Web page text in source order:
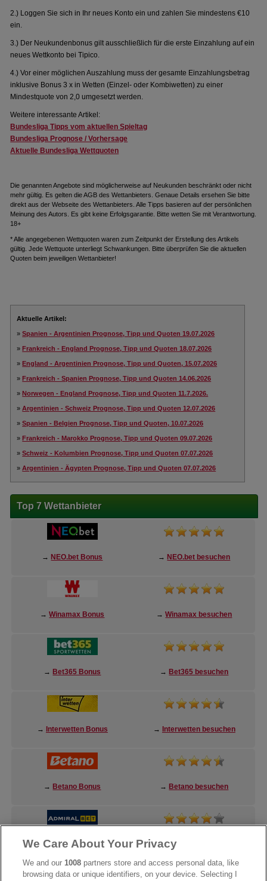
2.) Loggen Sie sich in Ihr neues Konto ein und zahlen Sie mindestens €10
ein.
3.) Der Neukundenbonus gilt ausschließlich für die erste Einzahlung auf ein
neues Wettkonto bei Tipico.
4.) Vor einer möglichen Auszahlung muss der gesamte Einzahlungsbetrag
inklusive Bonus 3 x in Wetten (Einzel- oder Kombiwetten) zu einer
Mindestquote von 2,0 umgesetzt werden.
Weitere interessante Artikel:
Bundesliga Tipps vom aktuellen Spieltag
Bundesliga Prognose / Vorhersage
Aktuelle Bundesliga Wettquoten
Die genannten Angebote sind möglicherweise auf Neukunden beschränkt oder nicht
mehr gültig. Es gelten die AGB des Wettanbieters. Genaue Details ersehen Sie bitte
direkt aus der Webseite des Wettanbieters. Alle Tipps basieren auf der persönlichen
Meinung des Autors. Es gibt keine Erfolgsgarantie. Bitte wetten Sie mit Verantwortung.
18+
* Alle angegebenen Wettquoten waren zum Zeitpunkt der Erstellung des Artikels
gültig. Jede Wettquote unterliegt Schwankungen. Bitte überprüfen Sie die aktuellen
Quoten beim jeweiligen Wettanbieter!
Aktuelle Artikel:
»Spanien - Argentinien Prognose, Tipp und Quoten 19.07.2026
»Frankreich - England Prognose, Tipp und Quoten 18.07.2026
»England - Argentinien Prognose, Tipp und Quoten, 15.07.2026
»Frankreich - Spanien Prognose, Tipp und Quoten 14.06.2026
»Norwegen - England Prognose, Tipp und Quoten 11.7.2026.
»Argentinien - Schweiz Prognose, Tipp und Quoten 12.07.2026
»Spanien - Belgien Prognose, Tipp und Quoten, 10.07.2026
»Frankreich - Marokko Prognose, Tipp und Quoten 09.07.2026
»Schweiz - Kolumbien Prognose, Tipp und Quoten 07.07.2026
»Argentinien - Ägypten Prognose, Tipp und Quoten 07.07.2026
Top 7 Wettanbieter
→ NEO.bet Bonus → NEO.bet besuchen
→Winamax Bonus →Winamax besuchen
→ Bet365 Bonus → Bet365 besuchen
→ Interwetten Bonus → Interwetten besuchen
→ Betano Bonus → Betano besuchen
→AdmiralBet Bonus →AdmiralBet besuchen
We Care About Your Privacy
We and our1008 partners store and access personal data, like
browsing data or unique identifiers, on your device. Selecting I